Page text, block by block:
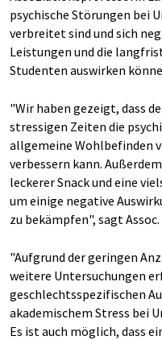
psychische Störungen bei
verbreitet sind und sich
Leistungen und die
Studenten auswirken
"Wir haben gezeigt, dass
stressigen Zeiten die
allgemeine Wohlbefinden
verbessern kann.
leckerer Snack und eine
um einige negative
zu bekämpfen", sagt Assoc.
"Aufgrund der geringen
weitere Untersuchungen
geschlechtsspezifischen
akademischem Stress bei
Es ist auch möglich, dass